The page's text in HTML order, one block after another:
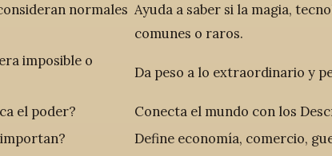
normales Ayuda a saber si la magia,
comunes o raros.
imposible o
Da peso a lo extraordinario y
el poder?
Conecta el mundo con los
Define economía, comercio,